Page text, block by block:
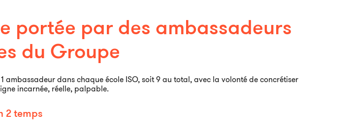
portée par des ambassadeurs
du Groupe
ambassadeur dans chaque école ISO, soit 9 au total, avec la volonté de concrétiser
incarnée, réelle, palpable.
2 temps